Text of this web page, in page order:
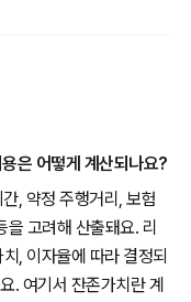
은 어떻게 계산되나요?
, 약정 주행거리, 보험
고려해 산출돼요. 리
, 이자율에 따라 결정되
. 여기서 잔존가치란 계